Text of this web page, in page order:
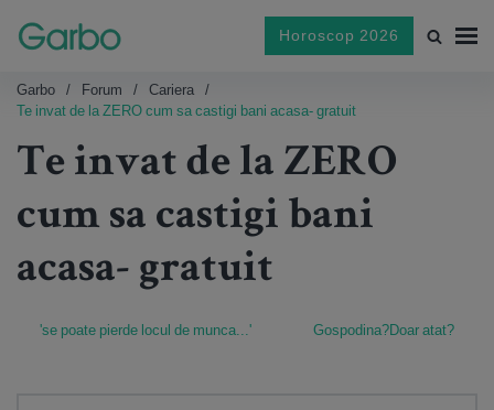
Horoscop 2026
Garbo Forum
Cariera
Te invat de la ZERO cum sa castigi bani acasa- gratuit
Te invat de la ZERO
cum sa castigi bani
acasa- gratuit
'se poate pierde locul de munca...' Gospodina?Doar atat?